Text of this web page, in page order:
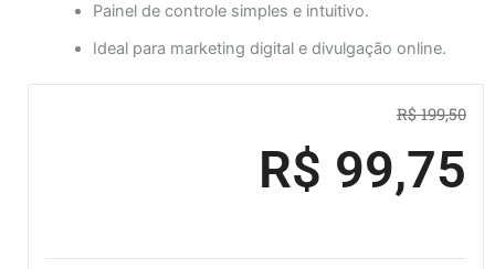
Painel de controle simples e intuitivo.
Ideal para marketing digital e divulgação online.
R$199,50O
R$ 99,75
O